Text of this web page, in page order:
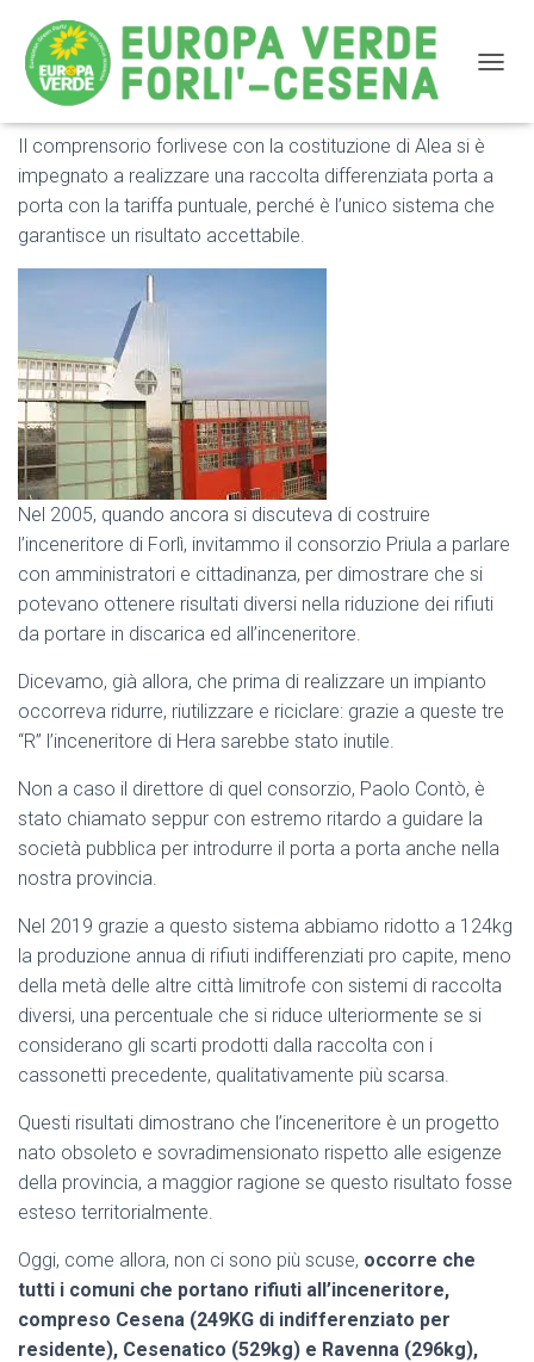
INCENERITORE: NO AI RIFIUTI DEI COMUNI CHE NON
SI IMPEGNANO NELLA RACCOLTA DIFFERENZIATA
Il comprensorio forlivese con la costituzione di Alea si è
impegnato a realizzare una raccolta differenziata porta a
porta con la tariffa puntuale, perché è l’unico sistema che
garantisce un risultato accettabile.
Nel 2005, quando ancora si discuteva di costruire
l’inceneritore di Forlì, invitammo il consorzio Priula a parlare
con amministratori e cittadinanza, per dimostrare che si
potevano ottenere risultati diversi nella riduzione dei rifiuti
da portare in discarica ed all’inceneritore.
Dicevamo, già allora, che prima di realizzare un impianto
occorreva ridurre, riutilizzare e riciclare: grazie a queste tre
“R” l’inceneritore di Hera sarebbe stato inutile.
Non a caso il direttore di quel consorzio, Paolo Contò, è
stato chiamato seppur con estremo ritardo a guidare la
società pubblica per introdurre il porta a porta anche nella
nostra provincia.
Nel 2019 grazie a questo sistema abbiamo ridotto a 124kg
la produzione annua di rifiuti indifferenziati pro capite, meno
della metà delle altre città limitrofe con sistemi di raccolta
diversi, una percentuale che si riduce ulteriormente se si
considerano gli scarti prodotti dalla raccolta con i
cassonetti precedente, qualitativamente più scarsa.
Questi risultati dimostrano che l’inceneritore è un progetto
nato obsoleto e sovradimensionato rispetto alle esigenze
della provincia, a maggior ragione se questo risultato fosse
esteso territorialmente.
Oggi, come allora, non ci sono più scuse, occorre che
tutti i comuni che portano rifiuti all’inceneritore,
compreso Cesena (249KG di indifferenziato per
residente), Cesenatico (529kg) e Ravenna (296kg),